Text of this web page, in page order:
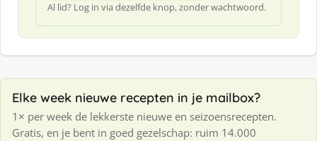
Al lid? Log in via dezelfde knop, zonder wachtwoord.
Elke week nieuwe recepten in je mailbox?
1× per week de lekkerste nieuwe en seizoensrecepten.
Gratis, en je bent in goed gezelschap: ruim 14.000